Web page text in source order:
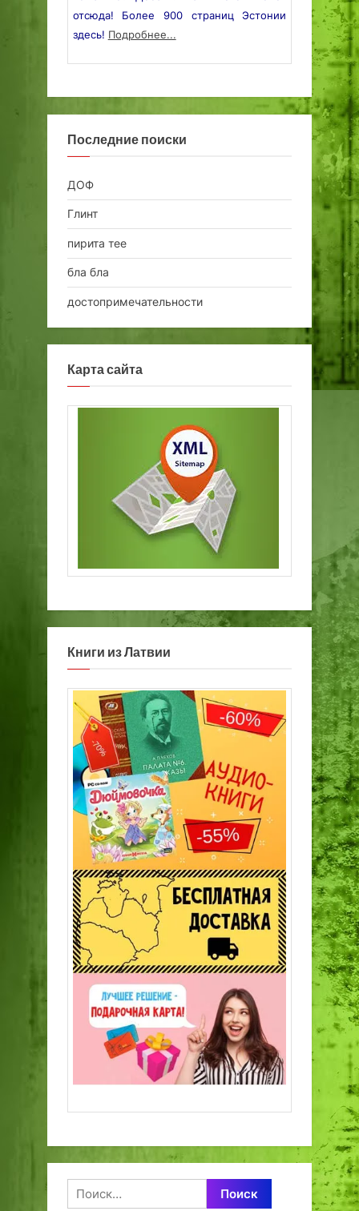
отсюда! Более 900 страниц Эстонии
здесь! Подробнее...
Последние поиски
ДОФ
Глинт
пирита тее
бла бла
достопримечательности
Карта сайта
Книги из Латвии
Найти: